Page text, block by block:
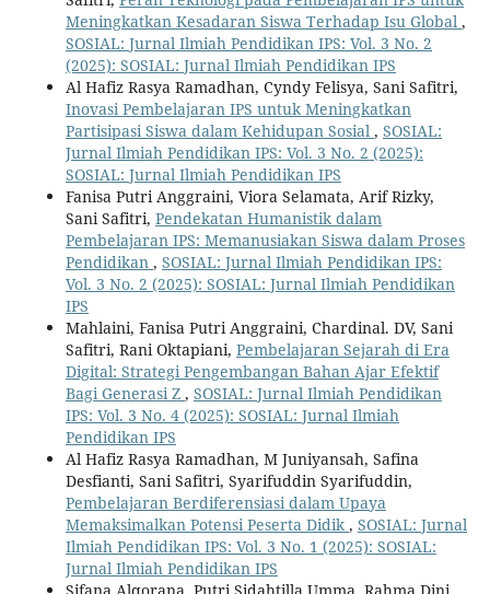
Meningkatkan Kesadaran Siswa Terhadap Isu Global ,
SOSIAL: Jurnal Ilmiah Pendidikan IPS: Vol. 3 No. 2
(2025): SOSIAL: Jurnal Ilmiah Pendidikan IPS
Al Hafiz Rasya Ramadhan, Cyndy Felisya, Sani Safitri,
Inovasi Pembelajaran IPS untuk Meningkatkan
Partisipasi Siswa dalam Kehidupan Sosial , SOSIAL:
Jurnal Ilmiah Pendidikan IPS: Vol. 3 No. 2 (2025):
SOSIAL: Jurnal Ilmiah Pendidikan IPS
Fanisa Putri Anggraini, Viora Selamata, Arif Rizky,
Sani Safitri, Pendekatan Humanistik dalam
Pembelajaran IPS: Memanusiakan Siswa dalam Proses
Pendidikan , SOSIAL: Jurnal Ilmiah Pendidikan IPS:
Vol. 3 No. 2 (2025): SOSIAL: Jurnal Ilmiah Pendidikan
IPS
Mahlaini, Fanisa Putri Anggraini, Chardinal. DV, Sani
Safitri, Rani Oktapiani, Pembelajaran Sejarah di Era
Digital: Strategi Pengembangan Bahan Ajar Efektif
Bagi Generasi Z , SOSIAL: Jurnal Ilmiah Pendidikan
IPS: Vol. 3 No. 4 (2025): SOSIAL: Jurnal Ilmiah
Pendidikan IPS
Al Hafiz Rasya Ramadhan, M Juniyansah, Safina
Desfianti, Sani Safitri, Syarifuddin Syarifuddin,
Pembelajaran Berdiferensiasi dalam Upaya
Memaksimalkan Potensi Peserta Didik , SOSIAL: Jurnal
Ilmiah Pendidikan IPS: Vol. 3 No. 1 (2025): SOSIAL:
Jurnal Ilmiah Pendidikan IPS
Sifana Alqorana, Putri Sidahtilla Umma, Rahma Dini